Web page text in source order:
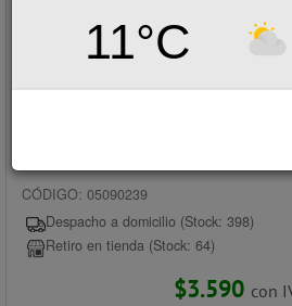
11°C
GLOBO FIGURA 260 050 UNID COLOR
CÓDIGO: 05090239
Despacho a domicilio (Stock: 398)
Retiro en tienda (Stock: 64)
$3.590 con